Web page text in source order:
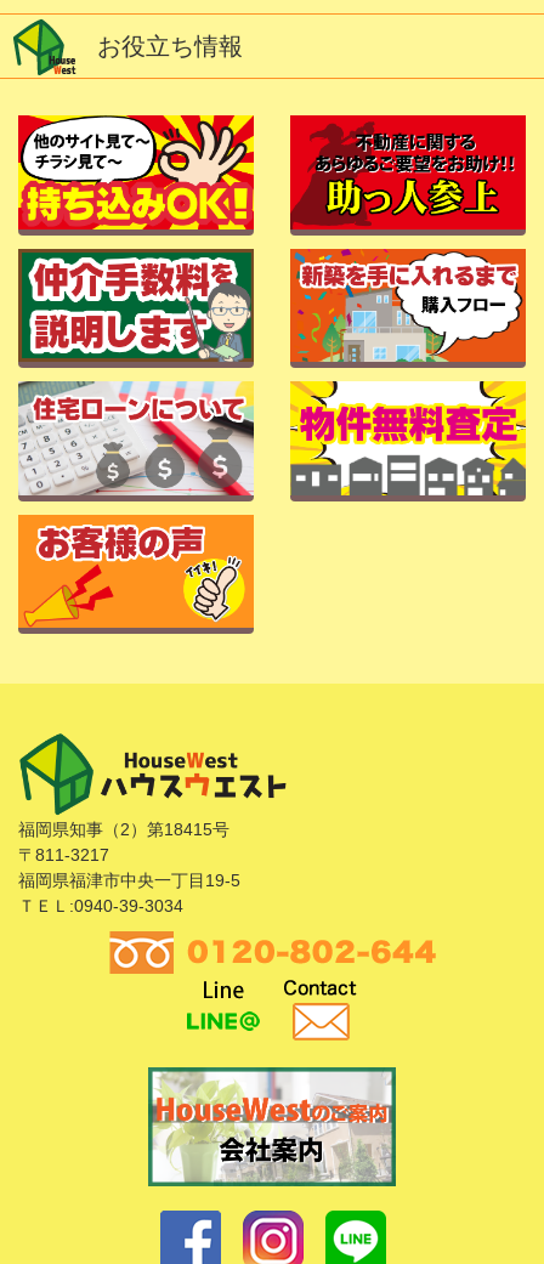
お役立ち情報
福岡県知事（2）第18415号
〒811-3217
福岡県福津市中央一丁目19-5
ＴＥＬ:0940-39-3034